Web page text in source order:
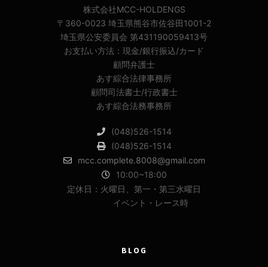
株式会社MCC-HOLDENGS
〒360-0023 埼玉県熊谷市佐谷田1001-2
埼玉県公安委員会 第431190059413号
お支払い方法：現金/銀行振込/カード
顧問弁護士
あす綜合法律事務所
顧問司法書士/行政書士
あす綜合法務事務所
(048)526-1514
(048)526-1514
mcc.complete.8008@gmail.com
10:00~18:00
定休日：火曜日、第一・第三水曜日
イベント・レース時
BLOG